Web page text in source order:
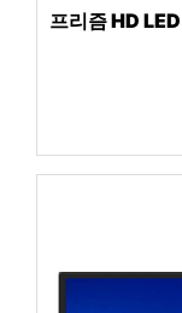
프리즘 HD